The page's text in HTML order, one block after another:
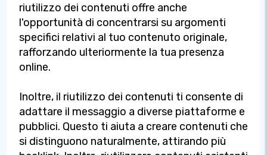
riutilizzo dei contenuti offre anche
l'opportunità di concentrarsi su argomenti
specifici relativi al tuo contenuto originale,
rafforzando ulteriormente la tua presenza
online.
Inoltre, il riutilizzo dei contenuti ti consente di
adattare il messaggio a diverse piattaforme e
pubblici. Questo ti aiuta a creare contenuti che
si distinguono naturalmente, attirando più